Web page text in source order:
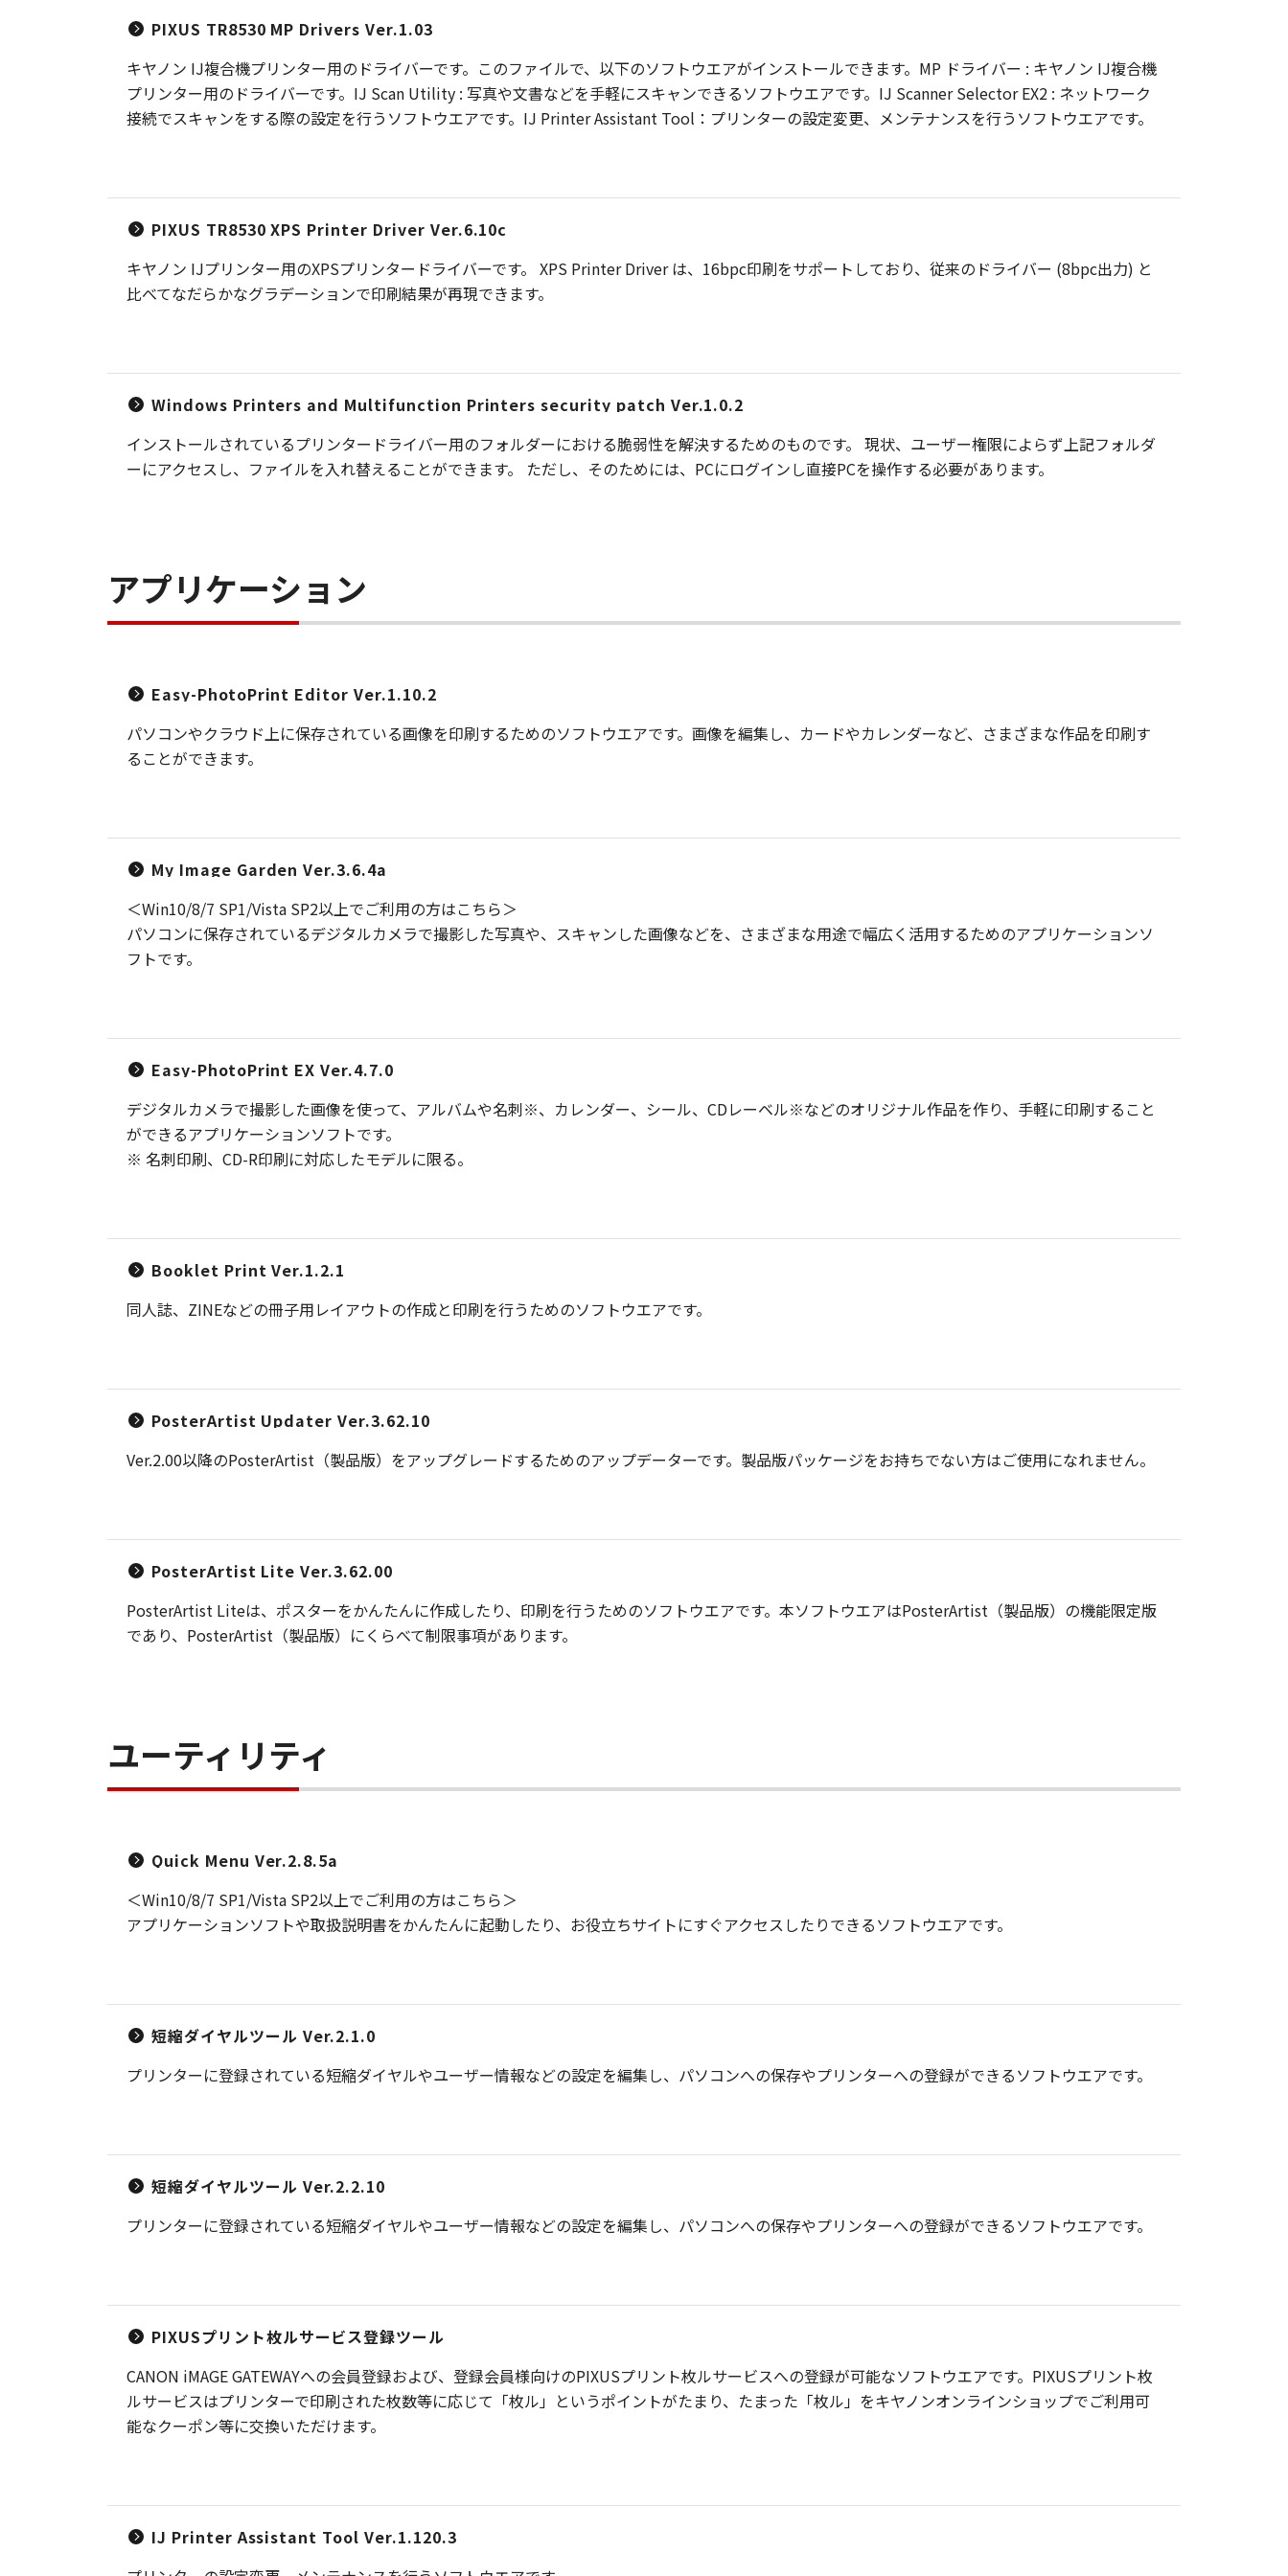
PIXUS TR8530 MP Drivers Ver.1.03
キヤノン IJ複合機プリンター用のドライバーです。このファイルで、以下のソフトウエアがインストールできます。MP ドライバー : キヤノン IJ複合機
プリンター用のドライバーです。IJ Scan Utility : 写真や文書などを手軽にスキャンできるソフトウエアです。IJ Scanner Selector EX2 : ネットワーク
接続でスキャンをする際の設定を行うソフトウエアです。IJ Printer Assistant Tool：プリンターの設定変更、メンテナンスを行うソフトウエアです。
PIXUS TR8530 XPS Printer Driver Ver.6.10c
キヤノン IJプリンター用のXPSプリンタードライバーです。 XPS Printer Driver は、16bpc印刷をサポートしており、従来のドライバー (8bpc出力) と
比べてなだらかなグラデーションで印刷結果が再現できます。
Windows Printers and Multifunction Printers security patch Ver.1.0.2
インストールされているプリンタードライバー用のフォルダーにおける脆弱性を解決するためのものです。 現状、ユーザー権限によらず上記フォルダ
ーにアクセスし、ファイルを入れ替えることができます。 ただし、そのためには、PCにログインし直接PCを操作する必要があります。
アプリケーション
Easy-PhotoPrint Editor Ver.1.10.2
パソコンやクラウド上に保存されている画像を印刷するためのソフトウエアです。画像を編集し、カードやカレンダーなど、さまざまな作品を印刷す
ることができます。
My Image Garden Ver.3.6.4a
＜Win10/8/7 SP1/Vista SP2以上でご利用の方はこちら＞
パソコンに保存されているデジタルカメラで撮影した写真や、スキャンした画像などを、さまざまな用途で幅広く活用するためのアプリケーションソ
フトです。
Easy-PhotoPrint EX Ver.4.7.0
デジタルカメラで撮影した画像を使って、アルバムや名刺※、カレンダー、シール、CDレーベル※などのオリジナル作品を作り、手軽に印刷すること
ができるアプリケーションソフトです。
※ 名刺印刷、CD-R印刷に対応したモデルに限る。
Booklet Print Ver.1.2.1
同人誌、ZINEなどの冊子用レイアウトの作成と印刷を行うためのソフトウエアです。
PosterArtist Updater Ver.3.62.10
Ver.2.00以降のPosterArtist（製品版）をアップグレードするためのアップデーターです。製品版パッケージをお持ちでない方はご使用になれません。
PosterArtist Lite Ver.3.62.00
PosterArtist Liteは、ポスターをかんたんに作成したり、印刷を行うためのソフトウエアです。本ソフトウエアはPosterArtist（製品版）の機能限定版
であり、PosterArtist（製品版）にくらべて制限事項があります。
ユーティリティ
Quick Menu Ver.2.8.5a
＜Win10/8/7 SP1/Vista SP2以上でご利用の方はこちら＞
アプリケーションソフトや取扱説明書をかんたんに起動したり、お役立ちサイトにすぐアクセスしたりできるソフトウエアです。
短縮ダイヤルツール Ver.2.1.0
プリンターに登録されている短縮ダイヤルやユーザー情報などの設定を編集し、パソコンへの保存やプリンターへの登録ができるソフトウエアです。
短縮ダイヤルツール Ver.2.2.10
プリンターに登録されている短縮ダイヤルやユーザー情報などの設定を編集し、パソコンへの保存やプリンターへの登録ができるソフトウエアです。
PIXUSプリント枚ルサービス登録ツール
CANON iMAGE GATEWAYへの会員登録および、登録会員様向けのPIXUSプリント枚ルサービスへの登録が可能なソフトウエアです。PIXUSプリント枚
ルサービスはプリンターで印刷された枚数等に応じて「枚ル」というポイントがたまり、たまった「枚ル」をキヤノンオンラインショップでご利用可
能なクーポン等に交換いただけます。
IJ Printer Assistant Tool Ver.1.120.3